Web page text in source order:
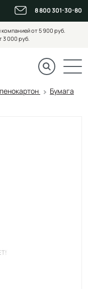
8 800 301-30-80
от 5 900 руб.
3 000 руб.
Бумага